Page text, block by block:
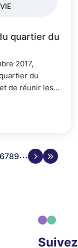
quartier du
2017,
du
de réunir les
à des
page
page 1
la page 2
courante
à la page 4
à la page 5
Aller à la page 6
6Aller à la page 7
7Aller à la page 8
8Aller à la page 9
9 …
Page suivante
Aller à la